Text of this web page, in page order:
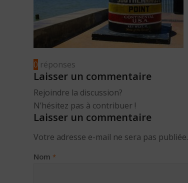
0 réponses
Laisser un commentaire
Rejoindre la discussion?
N’hésitez pas à contribuer !
Laisser un commentaire
Votre adresse e-mail ne sera pas publiée.
Nom *